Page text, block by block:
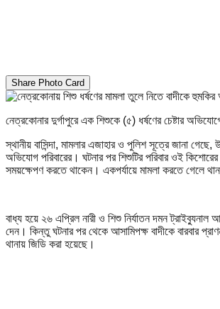
Share Photo Card
নেত্রকোনার দুর্গাপুরে এক শিশুকে (৫) ধর্ষণের চেষ্টার
স্থানীয় বাসিন্দা, মামলার এজাহার ও পুলিশ সূত্রে জানা
অভিযোগ পরিবারের। ঘটনার পর শিশুটির পরিবার ওই
সময়ক্ষেপণ করতে থাকেন। একপর্যায়ে মামলা করতে গেলে
বাধ্য হয়ে ২৬ এপ্রিল নারী ও শিশু নির্যাতন দমন
দেন। কিন্তু ঘটনার পর থেকে আসামিপক্ষ বাদীকে বারবার
থানায় জিডি করা হয়েছে।